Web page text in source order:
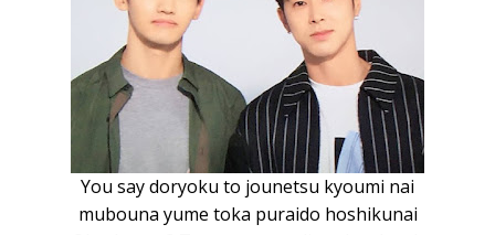
You say doryoku to jounetsu kyoumi nai
mubouna yume toka puraido hoshikunai